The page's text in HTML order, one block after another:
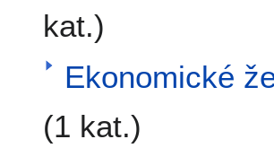
kat.)
Ekonomické
(1 kat.)